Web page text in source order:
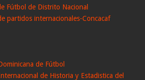
Fútbol de Distrito Nacional
partidos internacionales-Concacaf
de Fútbol
de Historia y Estadistica del